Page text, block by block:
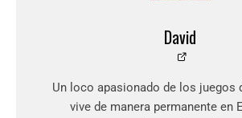
David
Un loco apasionado de los juegos
vive de manera permanente en